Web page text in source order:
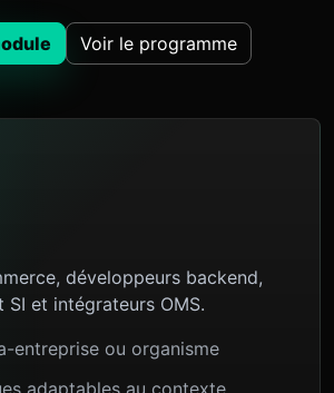
Voir le programme
développeurs backend,
et intégrateurs OMS.
entreprise ou organisme